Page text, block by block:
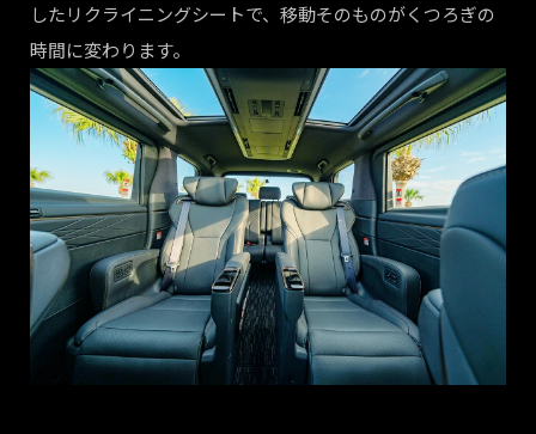
したリクライニングシートで、移動そのものがくつろぎの
時間に変わります。